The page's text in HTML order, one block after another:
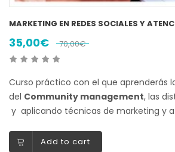
MARKETING EN REDES SOCIALES Y
35,00€ 70,00€
Curso práctico con el que aprenderás
del Community management, las
y aplicando técnicas de marketing y
Add to cart